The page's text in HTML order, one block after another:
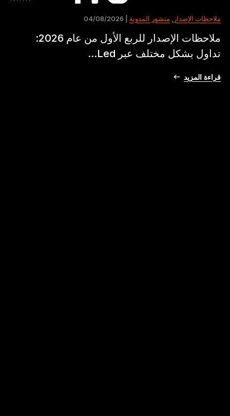
ملاحظات الإصدار , منشور المدونة
ملاحظات الإصدار للربع الأول من عام 2026:
تداول بشكل مختلف عبر Led...
قراءة المزيد